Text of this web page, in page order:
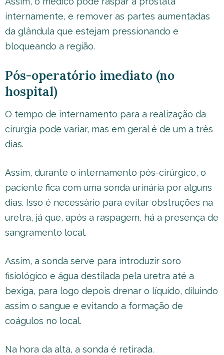
internamente, e remover as partes aumentadas
da glândula que estejam pressionando e
bloqueando a região.
Pós-operatório imediato (no
hospital)
O tempo de internamento para a realização da
cirurgia pode variar, mas em geral é de um a três
dias.
Assim, durante o internamento pós-cirúrgico, o
paciente fica com uma sonda urinária por alguns
dias. Isso é necessário para evitar obstruções na
uretra, já que, após a raspagem, há a presença de
sangramento local.
Assim, a sonda serve para introduzir soro
fisiológico e água destilada pela uretra até a
bexiga, para logo depois drenar o líquido, diluindo
assim o sangue e evitando a formação de
coágulos no local.
Na hora da alta, a sonda é retirada.